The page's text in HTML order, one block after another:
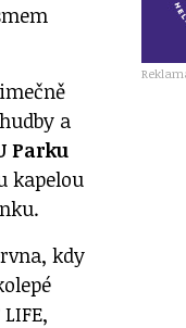
a
Parku
kapelou
kdy